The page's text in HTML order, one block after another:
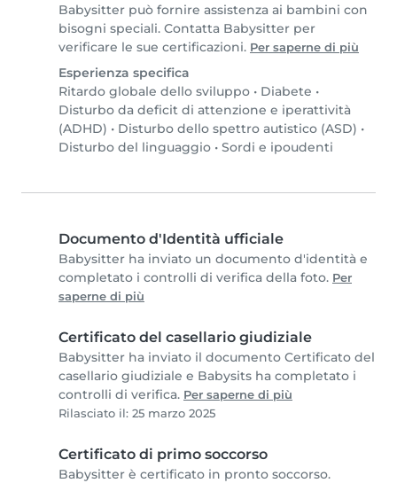
Babysitter può fornire assistenza ai bambini con
bisogni speciali. Contatta Babysitter per
verificare le sue certificazioni. Per saperne di più
Esperienza specifica
Ritardo globale dello sviluppo • Diabete •
Disturbo da deficit di attenzione e iperattività
(ADHD) • Disturbo dello spettro autistico (ASD) •
Disturbo del linguaggio • Sordi e ipoudenti
Documento d'Identità ufficiale
Babysitter ha inviato un documento d'identità e
completato i controlli di verifica della foto. Per
saperne di più
Certificato del casellario giudiziale
Babysitter ha inviato il documento Certificato del
casellario giudiziale e Babysits ha completato i
controlli di verifica. Per saperne di più
Rilasciato il: 25 marzo 2025
Certificato di primo soccorso
Babysitter è certificato in pronto soccorso.